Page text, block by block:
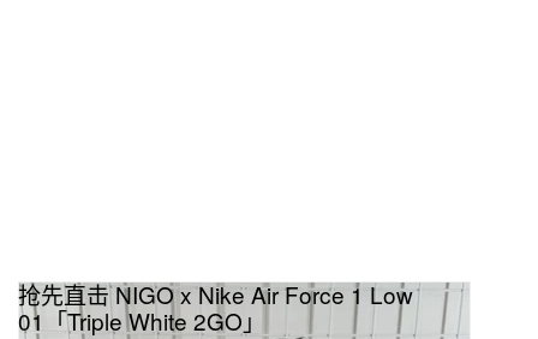
抢先直击 NIGO x Nike Air Force 1 Low
01「Triple White 2GO」